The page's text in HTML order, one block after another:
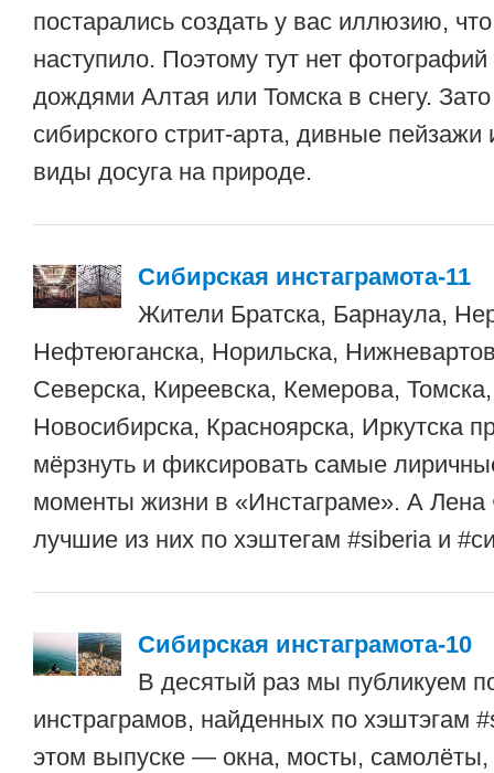
постарались создать у вас иллюзию,
наступило. Поэтому тут нет фотографий
дождями Алтая или Томска в снегу. Зато
сибирского стрит-арта, дивные пейзажи
виды досуга на природе.
Сибирская инстаграмота-11
Жители Братска, Барнаула,
Нефтеюганска, Норильска,
Северска, Киреевска, Кемерова,
Новосибирска, Красноярска, Иркутска
мёрзнуть и фиксировать самые
моменты жизни в «Инстаграме». А Лена
лучшие из них по хэштегам #siberia и
Сибирская инстаграмота-10
В десятый раз мы публикуем
инстраграмов, найденных по хэштэгам
этом выпуске — окна, мосты,